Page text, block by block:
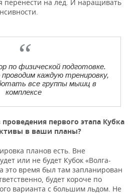
перенести на лед. И наращивать
по физической подготовке.
каждую тренировку,
все группы мышц в
комплексе
первого этапа Кубка
в ваши планы?
планов есть. Вне
или не будет Кубок «Волга-
это время был там запланирован
будет короче по
варианта с большим льдом. Не